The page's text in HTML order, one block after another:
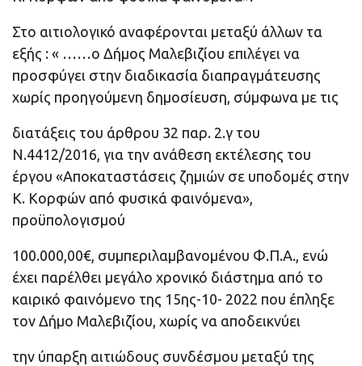
Στο αιτιολογικό αναφέρονται μεταξύ άλλων τα
εξής : « ……ο Δήμος Μαλεβιζίου επιλέγει να
προσφύγει στην διαδικασία διαπραγμάτευσης
χωρίς προηγούμενη δημοσίευση, σύμφωνα με τις
διατάξεις του άρθρου 32 παρ. 2.γ του
Ν.4412/2016, για την ανάθεση εκτέλεσης του
έργου «Αποκαταστάσεις ζημιών σε υποδομές στην
Κ. Κορφών από φυσικά φαινόμενα»,
προϋπολογισμού
100.000,00€, συμπεριλαμβανομένου Φ.Π.Α., ενώ
έχει παρέλθει μεγάλο χρονικό διάστημα από το
καιρικό φαινόμενο της 15ης-10- 2022 που έπληξε
τον Δήμο Μαλεβιζίου, χωρίς να αποδεικνύει
την ύπαρξη αιτιώδους συνδέσμου μεταξύ της